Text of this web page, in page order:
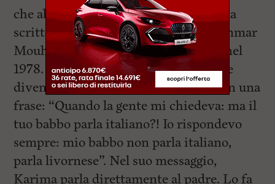
che abbraccia tramonti incredibili”, ha
scritto la cantante nel suo post. Ali Ammar
Mouhoub arrivò a Livorno da Algeri nel
1978. Una città scoperta da straniero e
diventata casa. Karima lo racconta con una
frase: “Quando la gente mi chiedeva: ma il
tuo babbo parla italiano?! Io rispondevo
sempre: mio babbo non parla italiano,
parla livornese”. Nel suo messaggio,
Karima parla direttamente al padre. Lo fa